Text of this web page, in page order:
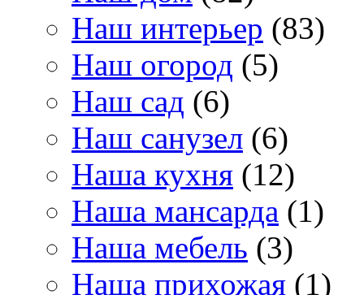
Наш интерьер (83)
Наш огород (5)
Наш сад (6)
Наш санузел (6)
Наша кухня (12)
Наша мансарда (1)
Наша мебель (3)
Наша прихожая (1)